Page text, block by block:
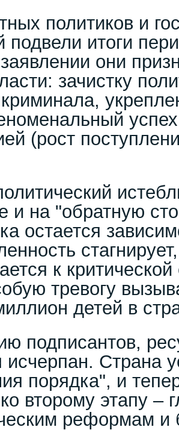
политиков и
подвели итоги
они
зачистку
(рост
и на "обратную
остается
к
тревогу
детей в
подписантов,
исчерпан. Страна
порядка", и
второму этапу –
реформам и